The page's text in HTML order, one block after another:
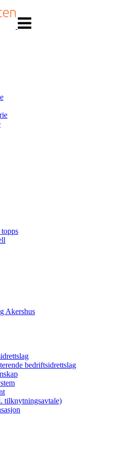
navigasjon
Akershus
bedriftsidrettslag
tilknytningsavtale)